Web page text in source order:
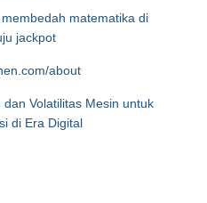
matematika di
jackpot
about
Volatilitas Mesin untuk
di Era Digital